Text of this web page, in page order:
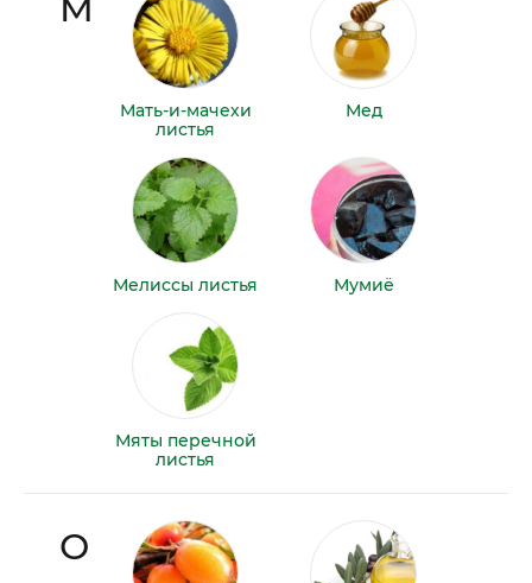
М
Мать-и-мачехи
листья
Мед
Мелиссы листья Мумиё
Мяты перечной
листья
О